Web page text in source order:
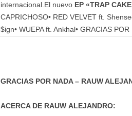
internacional.El nuevo EP «TRAP
CAPRICHOSO• RED VELVET ft.
$ign• WUEPA ft. Ankhal• GRACIAS
GRACIAS POR NADA – RAUW
ACERCA DE RAUW ALEJANDRO: